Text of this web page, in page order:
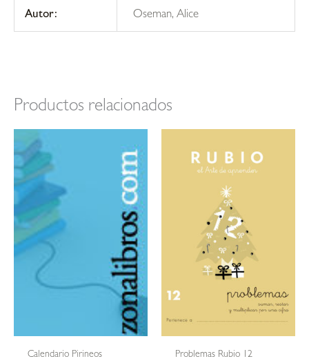
Autor: Oseman, Alice
Productos relacionados
Calendario Pirineos Problemas Rubio 12